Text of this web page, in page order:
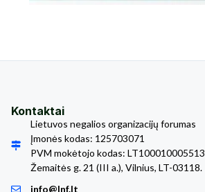
Kontaktai
Lietuvos negalios organizacijų forumas
Įmonės kodas: 125703071
PVM mokėtojo kodas: LT100010005513
Žemaitės g. 21 (III a.), Vilnius, LT-03118.
info@lnf.lt